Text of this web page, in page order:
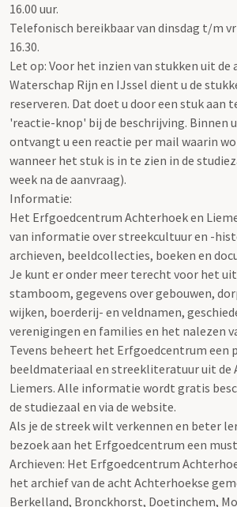
16.00 uur.
Telefonisch bereikbaar van dinsdag t/m
16.30.
Let op: Voor het inzien van stukken uit de
Waterschap Rijn en IJssel dient u de
reserveren. Dat doet u door een stuk aan
'reactie-knop' bij de beschrijving. Binnen
ontvangt u een reactie per mail waarin
wanneer het stuk is in te zien in de
week na de aanvraag).
Informatie:
Het Erfgoedcentrum Achterhoek en
van informatie over streekcultuur en -
archieven, beeldcollecties, boeken en
Je kunt er onder meer terecht voor het
stamboom, gegevens over gebouwen,
wijken, boerderij- en veldnamen,
verenigingen en families en het nalezen
Tevens beheert het Erfgoedcentrum een
beeldmateriaal en streekliteratuur uit de
Liemers. Alle informatie wordt gratis
de studiezaal en via de website.
Als je de streek wilt verkennen en beter
bezoek aan het Erfgoedcentrum een
Archieven: Het Erfgoedcentrum
het archief van de acht Achterhoekse
Berkelland, Bronckhorst, Doetinchem,